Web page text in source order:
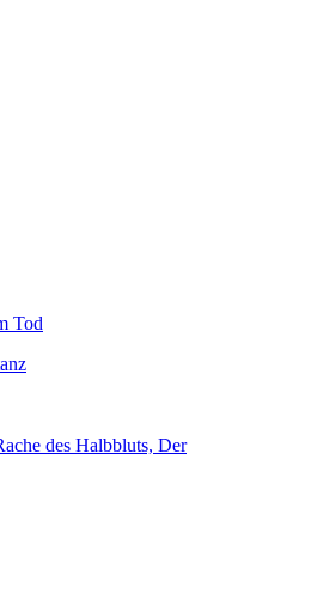
Tod
des Halbbluts, Der